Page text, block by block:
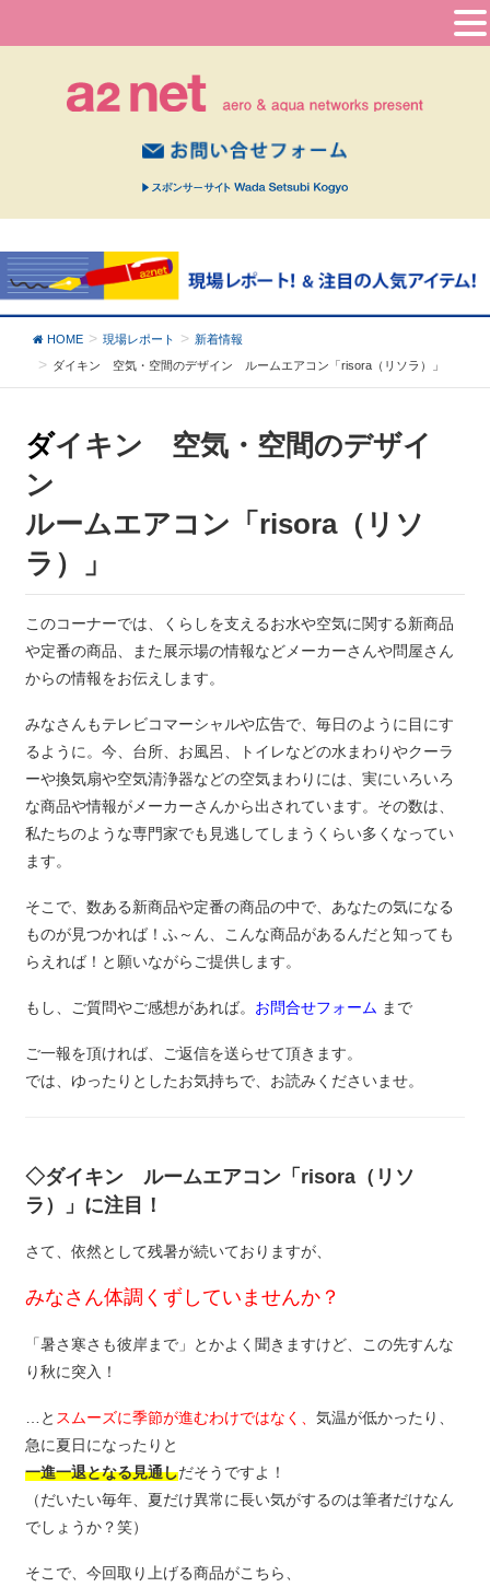
HOME 現場レポート
新着情報
ダイキン 空気・空間のデザイン ルームエアコン「risora（リソラ）」
ダイキン 空気・空間のデザイ
ン
ルームエアコン「risora（リソ
ラ）」
このコーナーでは、くらしを支えるお水や空気に関する新商品
や定番の商品、また展示場の情報などメーカーさんや問屋さん
からの情報をお伝えします。
みなさんもテレビコマーシャルや広告で、毎日のように目にす
るように。今、台所、お風呂、トイレなどの水まわりやクーラ
ーや換気扇や空気清浄器などの空気まわりには、実にいろいろ
な商品や情報がメーカーさんから出されています。その数は、
私たちのような専門家でも見逃してしまうくらい多くなってい
ます。
そこで、数ある新商品や定番の商品の中で、あなたの気になる
ものが見つかれば！ふ～ん、こんな商品があるんだと知っても
らえれば！と願いながらご提供します。
もし、ご質問やご感想があれば。 お問合せフォーム まで
ご一報を頂ければ、ご返信を送らせて頂きます。
では、ゆったりとしたお気持ちで、お読みくださいませ。
◇ダイキン ルームエアコン「risora（リソ
ラ）」に注目！
さて、依然として残暑が続いておりますが、
みなさん体調くずしていませんか？
「暑さ寒さも彼岸まで」とかよく聞きますけど、この先すんな
り秋に突入！
…と スムーズに季節が進むわけではなく、気温が低かったり、
急に夏日になったりと
一進一退となる見通しだそうですよ！
（だいたい毎年、夏だけ異常に長い気がするのは筆者だけなん
でしょうか？笑）
そこで、今回取り上げる商品がこちら、